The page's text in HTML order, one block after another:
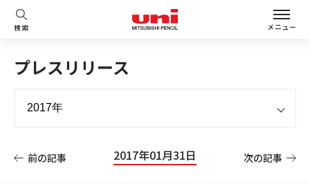
検索 メニュー
プレスリリース
前の記事 2017年01月31日 次の記事